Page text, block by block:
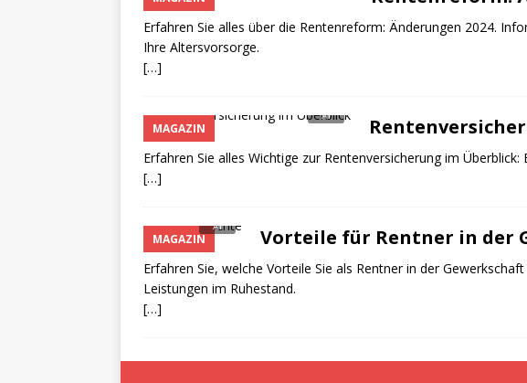
Erfahren Sie alles über die Rentenreform: Änderungen 2024.
Ihre Altersvorsorge.
[…]
MAGAZIN
Erfahren Sie alles Wichtige zur Rentenversicherung im
[…]
MAGAZIN Vorteile für Rentner in der
Erfahren Sie, welche Vorteile Sie als Rentner in der
Leistungen im Ruhestand.
[…]